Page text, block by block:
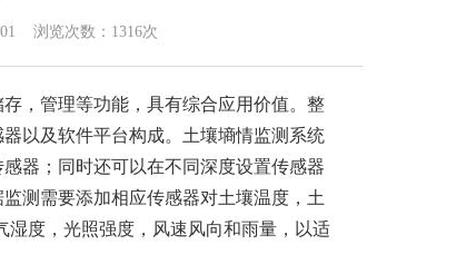
浏览次数：1316次
，管理等功能，具有综合应用价值。整
以及软件平台构成。土壤墒情监测系统
器；同时还可以在不同深度设置传感器
测需要添加相应传感器对土壤温度，土
度，光照强度，风速风向和雨量，以适